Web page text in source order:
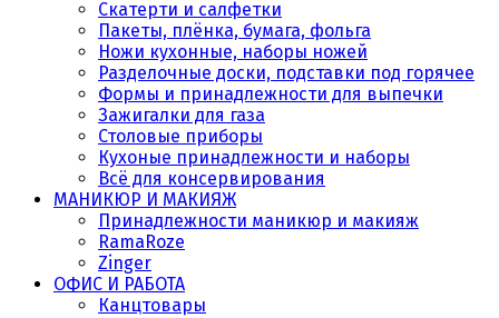
Скатерти и салфетки
Пакеты, плёнка, бумага, фольга
Ножи кухонные, наборы ножей
Разделочные доски, подставки под горячее
Формы и принадлежности для выпечки
Зажигалки для газа
Столовые приборы
Кухоные принадлежности и наборы
Всё для консервирования
МАНИКЮР И МАКИЯЖ
Принадлежности маникюр и макияж
RamaRoze
Zinger
ОФИС И РАБОТА
Канцтовары